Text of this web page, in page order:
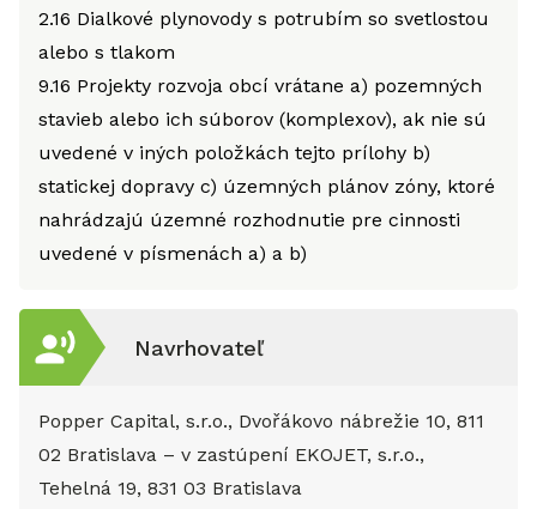
2.16 Dialkové plynovody s potrubím so svetlostou
alebo s tlakom
9.16 Projekty rozvoja obcí vrátane a) pozemných
stavieb alebo ich súborov (komplexov), ak nie sú
uvedené v iných položkách tejto prílohy b)
statickej dopravy c) územných plánov zóny, ktoré
nahrádzajú územné rozhodnutie pre cinnosti
uvedené v písmenách a) a b)
Navrhovateľ
Popper Capital, s.r.o., Dvořákovo nábrežie 10, 811
02 Bratislava – v zastúpení EKOJET, s.r.o.,
Tehelná 19, 831 03 Bratislava